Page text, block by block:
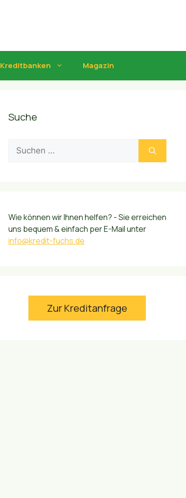
Kreditbanken Magazin
Suche
Suchen
nach:
Wie können wir Ihnen helfen? - Sie erreichen
uns bequem & einfach per E-Mail unter
info@kredit-fuchs.de
Zur Kreditanfrage